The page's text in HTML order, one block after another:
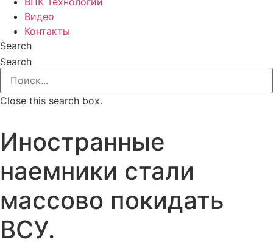
Видео
Контакты
Search
Search
Close this search box.
Иностранные
наемники стали
массово покидать
ВСУ.